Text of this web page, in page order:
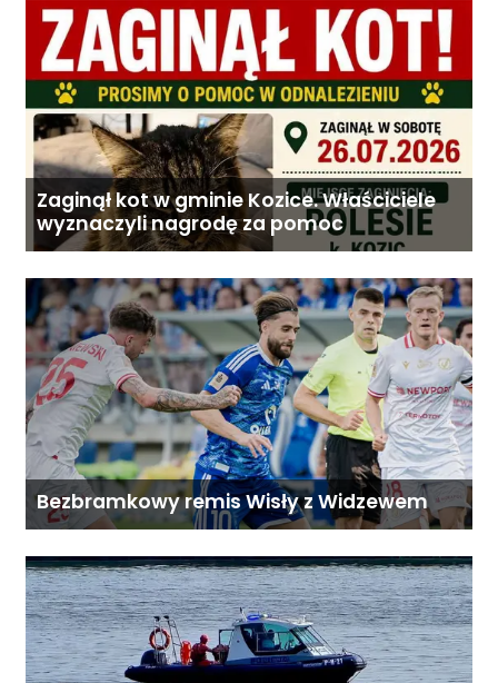
Zaginął kot w gminie Kozice. Właściciele
wyznaczyli nagrodę za pomoc
Bezbramkowy remis Wisły z Widzewem